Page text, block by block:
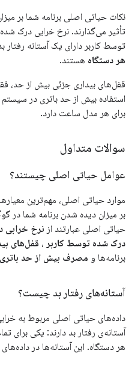
نکات حیاتی اصلی برنامه شما بر
توسط کاربر دارای یک آستانه رفتار
هر دستگاه هستند.
قفل‌های بیداری جزئی بیش از حد،
برای هر مدل ساعت دارد.
سوالات متداول
عوامل حیاتی اصلی چیستند؟
موارد حیاتی اصلی، مهم‌ترین
بر میزان دیده شدن برنامه شما در
حیاتی اصلی عبارتند از نرخ خرابی
درک شده توسط کاربر ، قفل‌های
برنامه‌ها و مصرف بیش از حد باتری
آستانه‌های رفتار بد چیست؟
آستانه‌ی رفتار بد دارند: یکی برای
هر دستگاه. این آستانه‌ها در